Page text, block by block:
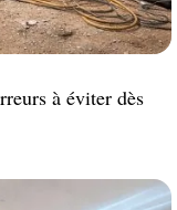
à éviter dès